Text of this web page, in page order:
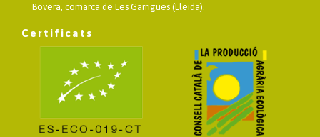
Bovera, comarca de Les Garrigues (Lleida).
Certificats